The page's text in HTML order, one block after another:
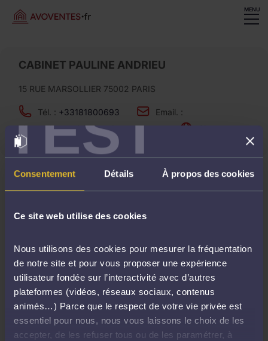
TEST
Consentement Détails À propos des cookies
Ce site web utilise des cookies
Nous utilisons des cookies pour mesurer la fréquentation
de notre site et pour vous proposer une expérience
utilisateur fondée sur l’interactivité avec d’autres
plateformes (vidéos, réseaux sociaux, contenus
animés…) Parce que le respect de votre vie privée est
essentiel pour nous, nous vous laissons le choix de les
accepter, de les refuser tous ou de les paramétrer, à
MENU
CABINET PAULINE ANDRIEU
15 RUE MARSOLLIER 75002 PARIS
Tél. : +33181800693
Email. :
vincent.laroussinie+test1@gmail.com
Ventes à venir
Aucune vente ne correspond à votre recherche..
Ventes passées